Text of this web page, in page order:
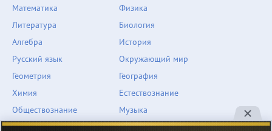
Математика
Литература
Алгебра
Русский язык
Геометрия
Химия
Физика
Биология
История
Окружающий мир
География
Естествознание
Обществознание
Английский язык
Музыка
ОБЖ